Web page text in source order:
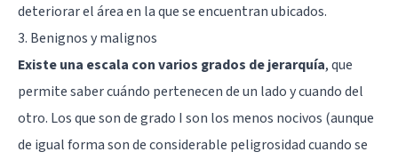
deteriorar el área en la que se encuentran ubicados.
3. Benignos y malignos
Existe una escala con varios grados de jerarquía, que
permite saber cuándo pertenecen de un lado y cuando del
otro. Los que son de grado I son los menos nocivos (aunque
de igual forma son de considerable peligrosidad cuando se